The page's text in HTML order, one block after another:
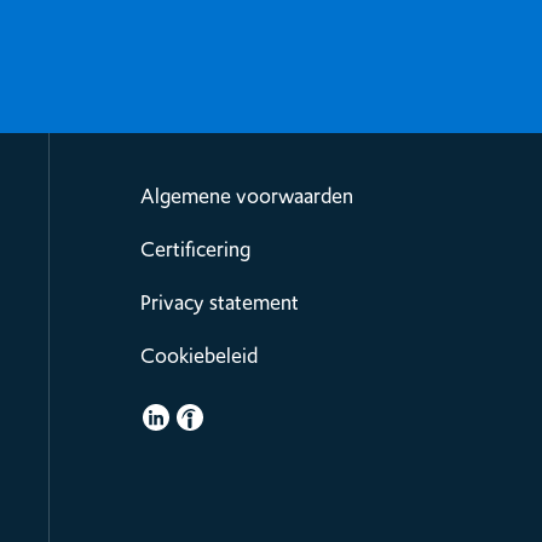
Algemene voorwaarden
Certificering
Privacy statement
Cookiebeleid